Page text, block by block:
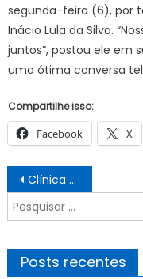
segunda-feira (6), por
Inácio Lula da Silva.
juntos”, postou ele em
uma ótima conversa
Compartilhe isso:
Facebook X
Navegação
de
Post
Clínica da Família da Prata é transformada em Super Clínica e passa a funcionar até 22h a partir desta segunda-feira
Pesquisar
por:
Posts recentes